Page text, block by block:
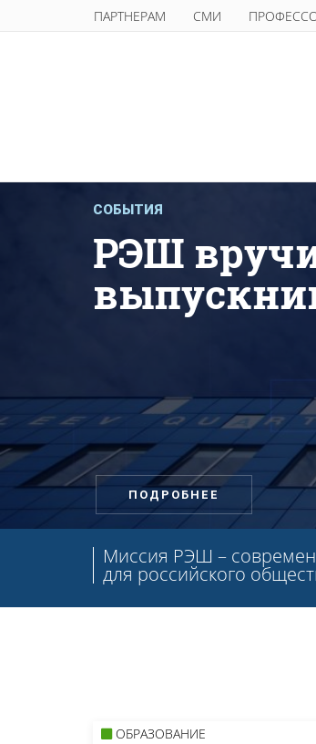
ПАРТНЕРАМ СМИ
РЭШ
СОБЫТИЯ
ПОДРОБНЕЕ
Миссия РЭШ –
для российского
ОБРАЗОВАНИЕ